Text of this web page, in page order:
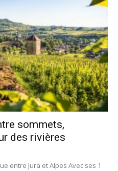
sommets,
des rivières
entre Jura et Alpes Avec ses 1